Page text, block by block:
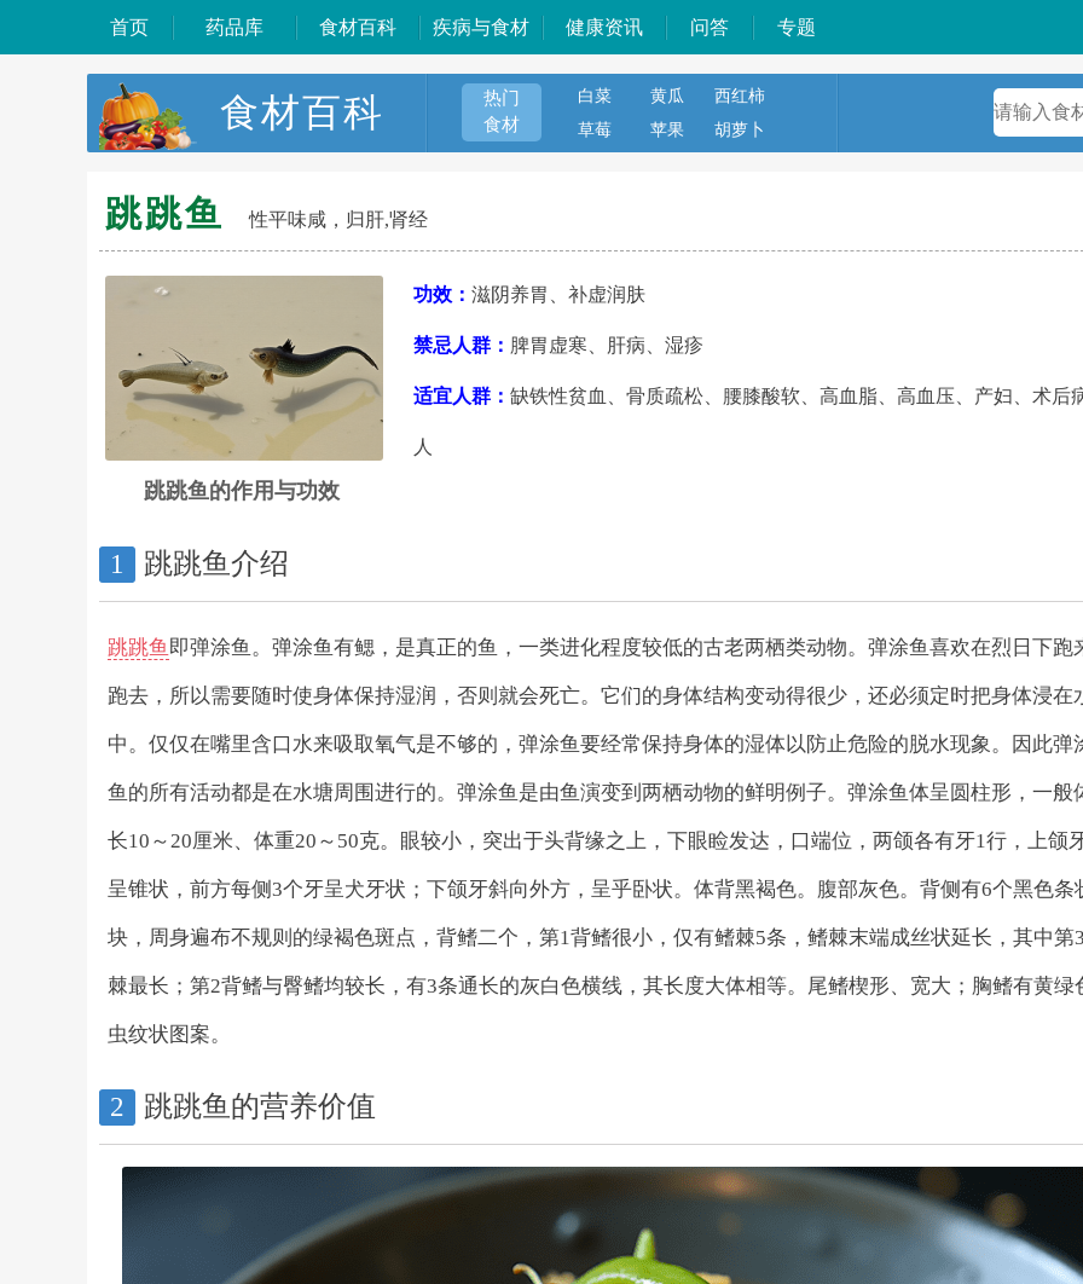
首页 药品库 食材百科 疾病与食材 健康资讯 问答 专题
食材百科
热门
食材
白菜 黄瓜
西红柿
草莓
苹果 胡萝卜
跳跳鱼 性平味咸，归肝,肾经
跳跳鱼的作用与功效
功效： 滋阴养胃、补虚润肤
禁忌人群： 脾胃虚寒、肝病、湿疹
适宜人群： 缺铁性贫血、骨质疏松、腰膝酸软、高血脂、高血压、产妇、术后
人
1 跳跳鱼介绍
跳跳鱼 即弹涂鱼。弹涂鱼有鳃，是真正的鱼，一类进化程度较低的古老两栖类动物。弹涂鱼喜欢在烈日下跑
跑去，所以需要随时使身体保持湿润，否则就会死亡。它们的身体结构变动得很少，还必须定时把身体浸在
中。仅仅在嘴里含口水来吸取氧气是不够的，弹涂鱼要经常保持身体的湿体以防止危险的脱水现象。因此弹
鱼的所有活动都是在水塘周围进行的。弹涂鱼是由鱼演变到两栖动物的鲜明例子。弹涂鱼体呈圆柱形，一般
长10～20厘米、体重20～50克。眼较小，突出于头背缘之上，下眼睑发达，口端位，两颌各有牙1行，上颌
呈锥状，前方每侧3个牙呈犬牙状；下颌牙斜向外方，呈乎卧状。体背黑褐色。腹部灰色。背侧有6个黑色条
块，周身遍布不规则的绿褐色斑点，背鳍二个，第1背鳍很小，仅有鳍棘5条，鳍棘末端成丝状延长，其中第
棘最长；第2背鳍与臀鳍均较长，有3条通长的灰白色横线，其长度大体相等。尾鳍楔形、宽大；胸鳍有黄绿
虫纹状图案。
2 跳跳鱼的营养价值